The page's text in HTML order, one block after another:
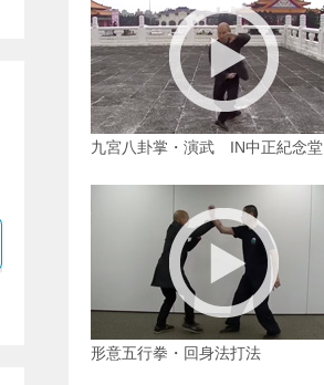
九宮八卦掌・演武 IN中正紀念堂
形意五行拳・回身法打法